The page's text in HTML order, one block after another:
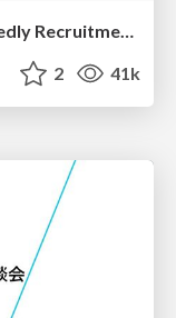
2 41k